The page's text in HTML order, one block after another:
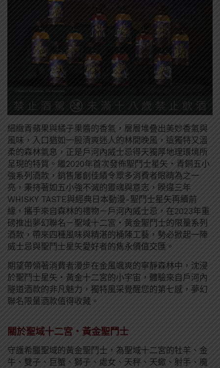
細緻青蘋果與橘子果醬的香氣，層層堆疊出美妙香氣與
風味，入口猶如一股清爽迷人的林間晚風，這獨特又溫
柔的森林氣息，正是戶河內威士忌得天獨厚地理環境所
呈現的特質。繼2020年首次發佈聖鬥士星矢・青銅五小
強系列酒款，銷售屢創佳績令眾多消費者眼睛為之一
亮，秉持著如五小強不滅的靈魂與意志，睽違三年
WHISKY TASTE與經典日本動漫-聖鬥士星矢再續前
緣，攜手來自森林的禮物－戶河內威士忌，在2023年重
磅推出夢幻聯名－聖域十二宮・黃金聖鬥士的限量系列
酒款，帶來四種風味與精湛的桶陳工藝，勢必掀起一陣
威士忌與聖鬥士星矢愛好者的雋永價值交匯。
期望帶領著消費者漫步在金風颯爽的寧靜森林中，沈浸
於聖鬥士星矢・黃金十二宮的小宇宙，體驗來自戶河內
隧道酒款的非凡魅力，獨特風采覺醒您的第七感，夢幻
聯名限量酒款值得收藏。
關於聖域十二宮・黃金聖鬥士
守護希臘聖域的黃金聖鬥士，為聖域十二宮的牡羊、金
牛、雙子、巨蟹、獅子、處女、天秤、天蠍、射手、魔